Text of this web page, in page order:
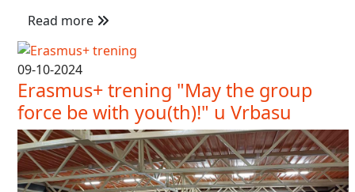
Read more
09-10-2024
Erasmus+ trening "May the group
force be with you(th)!" u Vrbasu